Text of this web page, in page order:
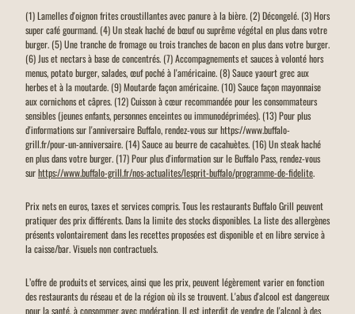
(1) Lamelles d'oignon frites croustillantes avec panure à la bière. (2) Décongelé. (3) Hors
super café gourmand. (4) Un steak haché de bœuf ou suprême végétal en plus dans votre
burger. (5) Une tranche de fromage ou trois tranches de bacon en plus dans votre burger.
(6) Jus et nectars à base de concentrés. (7) Accompagnements et sauces à volonté hors
menus, potato burger, salades, œuf poché à l'américaine. (8) Sauce yaourt grec aux
herbes et à la moutarde. (9) Moutarde façon américaine. (10) Sauce façon mayonnaise
aux cornichons et câpres. (12) Cuisson à cœur recommandée pour les consommateurs
sensibles (jeunes enfants, personnes enceintes ou immunodéprimées). (13) Pour plus
d'informations sur l'anniversaire Buffalo, rendez-vous sur https://www.buffalo-
grill.fr/pour-un-anniversaire. (14) Sauce au beurre de cacahuètes. (16) Un steak haché
en plus dans votre burger. (17) Pour plus d'information sur le Buffalo Pass, rendez-vous
surhttps://www.buffalo-grill.fr/nos-actualites/lesprit-buffalo/programme-de-fidelite.
Prix nets en euros, taxes et services compris. Tous les restaurants Buffalo Grill peuvent
pratiquer des prix différents. Dans la limite des stocks disponibles. La liste des allergènes
présents volontairement dans les recettes proposées est disponible et en libre service à
la caisse/bar. Visuels non contractuels.
L’offre de produits et services, ainsi que les prix, peuvent légèrement varier en fonction
des restaurants du réseau et de la région où ils se trouvent. L'abus d'alcool est dangereux
pour la santé, à consommer avec modération. Il est interdit de vendre de l'alcool à des